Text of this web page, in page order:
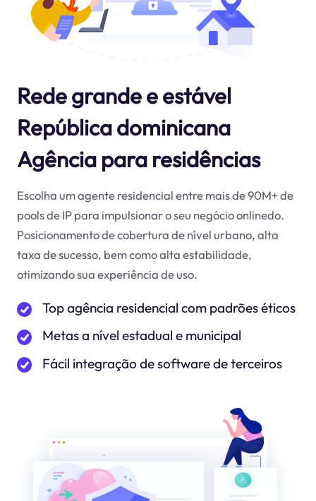
Rede grande e estável
República dominicana
Agência para residências
Escolha um agente residencial entre mais de 90M+ de
pools de IP para impulsionar o seu negócio onlinedo.
Posicionamento de cobertura de nível urbano, alta
taxa de sucesso, bem como alta estabilidade,
otimizando sua experiência de uso.
Top agência residencial com padrões éticos
Metas a nível estadual e municipal
Fácil integração de software de terceiros